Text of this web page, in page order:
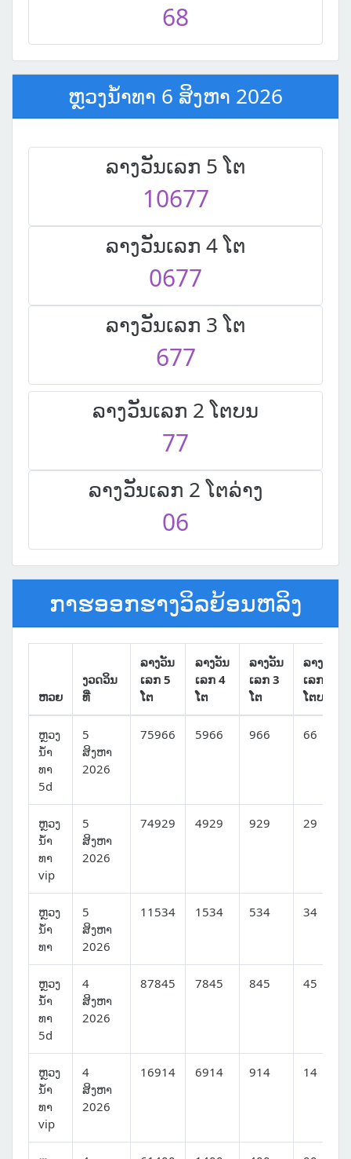
68
ຫຼວງນໍ້າທາ 6 ສິງຫາ 2026
ລາງວັນເລກ 5 ໂຕ
10677
ລາງວັນເລກ 4 ໂຕ
0677
ລາງວັນເລກ 3 ໂຕ
677
ລາງວັນເລກ 2 ໂຕບນ
77
ລາງວັນເລກ 2 ໂຕລ່າງ
06
ກາຮອອກຮາງວິລຍ້ອນຫລິງ
ຫວຍ
ງວດວິນ
ທີ່
ລາງວັນ
ເລກ 5
ໂຕ
ລາງວັນ
ເລກ 4
ໂຕ
ລາງວັນ
ເລກ 3
ໂຕ
ລາງວັນ
ເລກ 2
ໂຕບນ
ຫຼວງ
ນໍ້າ
ທາ
5d
5
ສິງຫາ
2026
75966 5966 966 66
ຫຼວງ
ນໍ້າ
ທາ
vip
5
ສິງຫາ
2026
74929 4929 929 29
ຫຼວງ
ນໍ້າ
ທາ
5
ສິງຫາ
2026
11534 1534 534 34
ຫຼວງ
ນໍ້າ
ທາ
5d
4
ສິງຫາ
2026
87845 7845 845 45
ຫຼວງ
ນໍ້າ
ທາ
vip
4
ສິງຫາ
2026
16914 6914 914 14